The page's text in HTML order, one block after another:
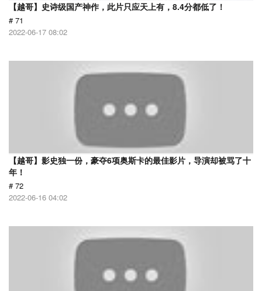
【越哥】史诗级国产神作，此片只应天上有，8.4分都低了！
# 71
2022-06-17 08:02
【越哥】影史独一份，豪夺6项奥斯卡的最佳影片，导演却被骂了十
年！
# 72
2022-06-16 04:02